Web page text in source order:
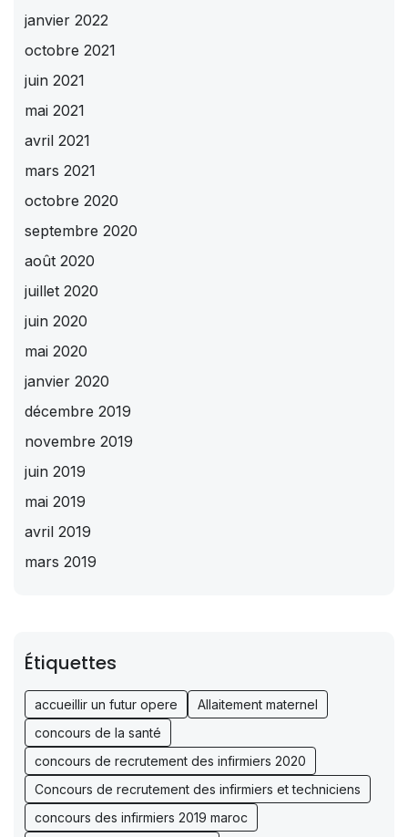
janvier 2022
octobre 2021
juin 2021
mai 2021
avril 2021
mars 2021
octobre 2020
septembre 2020
août 2020
juillet 2020
juin 2020
mai 2020
janvier 2020
décembre 2019
novembre 2019
juin 2019
mai 2019
avril 2019
mars 2019
Étiquettes
accueillir un futur opere
Allaitement maternel
concours de la santé
concours de recrutement des infirmiers 2020
Concours de recrutement des infirmiers et techniciens
concours des infirmiers 2019 maroc